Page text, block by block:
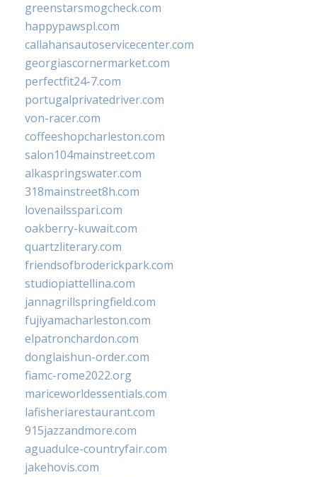
greenstarsmogcheck.com
happypawspl.com
callahansautoservicecenter.com
georgiascornermarket.com
perfectfit24-7.com
portugalprivatedriver.com
von-racer.com
coffeeshopcharleston.com
salon104mainstreet.com
alkaspringswater.com
318mainstreet8h.com
lovenailsspari.com
oakberry-kuwait.com
quartzliterary.com
friendsofbroderickpark.com
studiopiattellina.com
jannagrillspringfield.com
fujiyamacharleston.com
elpatronchardon.com
donglaishun-order.com
fiamc-rome2022.org
mariceworldessentials.com
lafisheriarestaurant.com
915jazzandmore.com
aguadulce-countryfair.com
jakehovis.com